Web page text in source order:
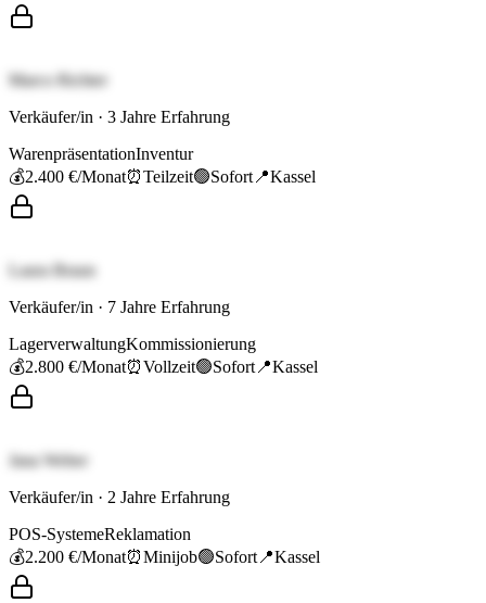
Marco Richter
Verkäufer/in · 3 Jahre Erfahrung
WarenpräsentationInventur
💰2.400 €/Monat⏰Teilzeit🟢Sofort 📍Kassel
Laura Braun
Verkäufer/in · 7 Jahre Erfahrung
LagerverwaltungKommissionierung
💰2.800 €/Monat⏰Vollzeit🟢Sofort 📍Kassel
Jana Weber
Verkäufer/in · 2 Jahre Erfahrung
POS-SystemeReklamation
💰2.200 €/Monat⏰Minijob🟢Sofort 📍Kassel